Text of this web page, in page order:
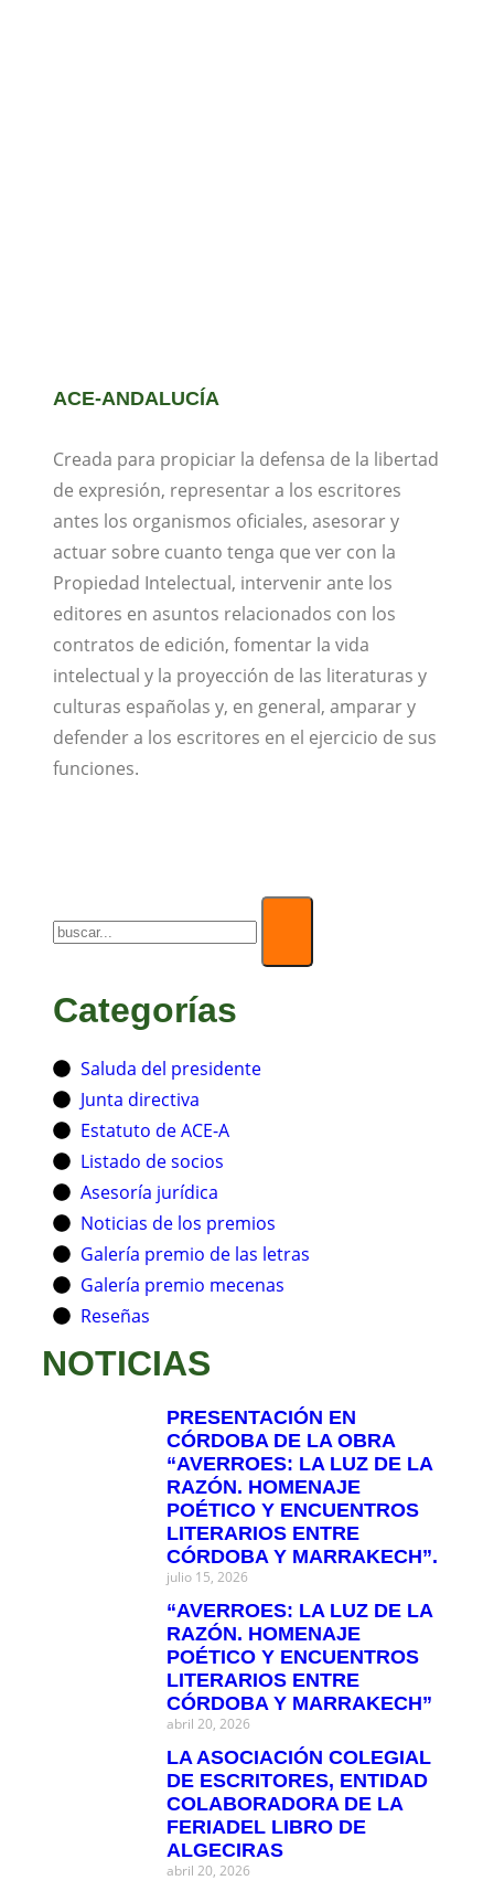
ACE-ANDALUCÍA
Creada para propiciar la defensa de la libertad
de expresión, representar a los escritores
antes los organismos oficiales, asesorar y
actuar sobre cuanto tenga que ver con la
Propiedad Intelectual, intervenir ante los
editores en asuntos relacionados con los
contratos de edición, fomentar la vida
intelectual y la proyección de las literaturas y
culturas españolas y, en general, amparar y
defender a los escritores en el ejercicio de sus
funciones.
Categorías
Saluda del presidente
Junta directiva
Estatuto de ACE-A
Listado de socios
Asesoría jurídica
Noticias de los premios
Galería premio de las letras
Galería premio mecenas
Reseñas
NOTICIAS
PRESENTACIÓN EN
CÓRDOBA DE LA OBRA
“AVERROES: LA LUZ DE LA
RAZÓN. HOMENAJE
POÉTICO Y ENCUENTROS
LITERARIOS ENTRE
CÓRDOBA Y MARRAKECH”.
julio 15, 2026
“AVERROES: LA LUZ DE LA
RAZÓN. HOMENAJE
POÉTICO Y ENCUENTROS
LITERARIOS ENTRE
CÓRDOBA Y MARRAKECH”
abril 20, 2026
LA ASOCIACIÓN COLEGIAL
DE ESCRITORES, ENTIDAD
COLABORADORA DE LA
FERIADEL LIBRO DE
ALGECIRAS
abril 20, 2026